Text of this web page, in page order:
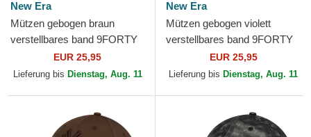
New Era
Mützen gebogen braun
verstellbares band 9FORTY
League Essential der New
York Yankees MLB von New
EUR 25,95
Lieferung bis Dienstag, Aug. 11
New Era
Mützen gebogen violett
verstellbares band 9FORTY
League Essential der New
York Yankees MLB von...
EUR 25,95
Lieferung bis Dienstag, Aug. 11